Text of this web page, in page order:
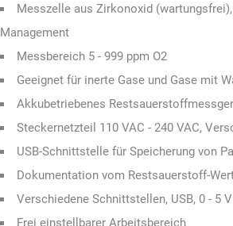
Messzelle aus Zirkonoxid
Management
Messbereich 5 - 999 ppm O2
Geeignet für inerte Gase und Gase mit
Akkubetriebenes
Steckernetzteil 110 VAC - 240 VAC,
USB-Schnittstelle für Speicherung von
Dokumentation vom Restsauerstoff-
Verschiedene Schnittstellen, USB, 0 - 5
Frei einstellbarer Arbeitsbereich